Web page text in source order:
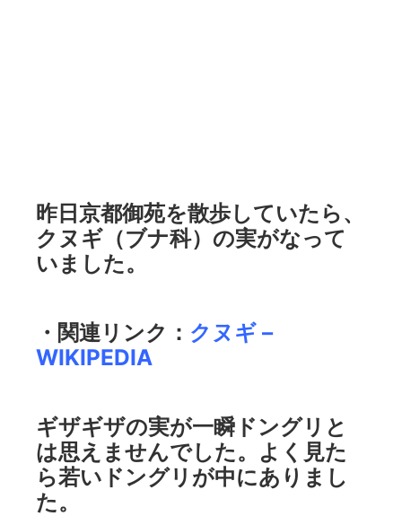
昨日京都御苑を散歩していたら、
クヌギ（ブナ科）の実がなって
いました。
・関連リンク： クヌギ –
WIKIPEDIA
ギザギザの実が一瞬ドングリと
は思えませんでした。よく見た
ら若いドングリが中にありまし
た。